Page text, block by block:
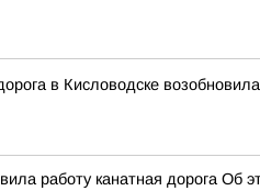
в Кисловодске
работу канатная дорога Об